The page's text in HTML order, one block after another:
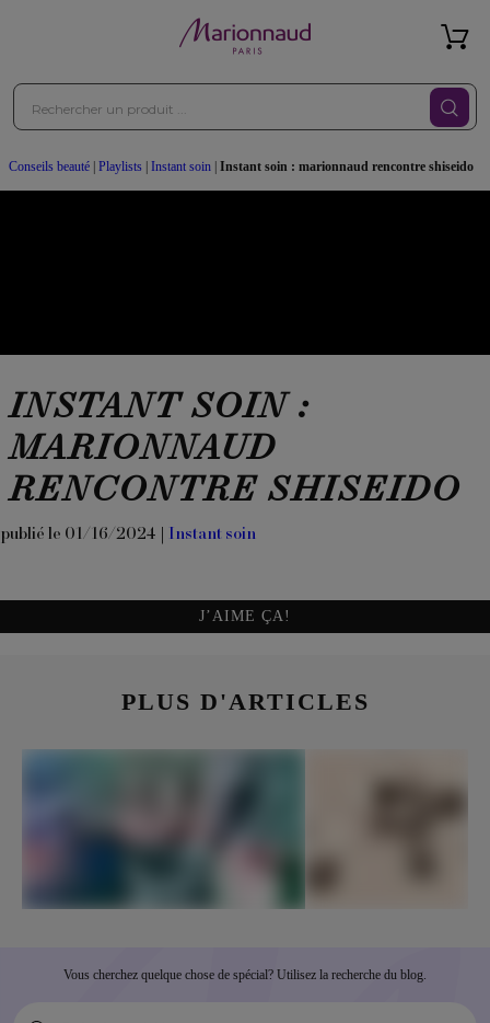
Conseils beauté Playlists Instant soin Instant soin : marionnaud rencontre shiseido
INSTANT SOIN :
MARIONNAUD
RENCONTRE SHISEIDO
publié le 01/16/2024 | Instant soin
J’AIME ÇA!
PLUS D'ARTICLES
Vous cherchez quelque chose de spécial? Utilisez la recherche du blog.